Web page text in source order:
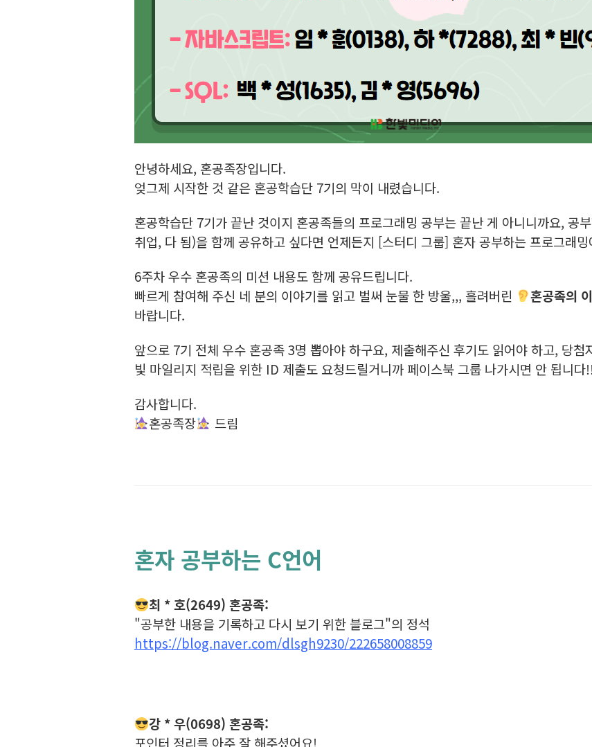
안녕하세요, 혼공족장입니다.
엊그제 시작한 것 같은 혼공학습단 7기의 막이 내렸습니다.
혼공학습단 7기가 끝난 것이지 혼공족들의 프로그래밍 공부는 끝난 게 아니니까요, 공
취업, 다 됨)을 함께 공유하고 싶다면 언제든지 [스터디 그룹] 혼자 공부하는 프로그래
6주차 우수 혼공족의 미션 내용도 함께 공유드립니다.
빠르게 참여해 주신 네 분의 이야기를 읽고 벌써 눈물 한 방울,,, 흘려버린
혼공족의
바랍니다.
앞으로 7기 전체 우수 혼공족 3명 뽑아야 하구요, 제출해주신 후기도 읽어야 하고, 당
빛 마일리지 적립을 위한 ID 제출도 요청드릴거니까 페이스북 그룹 나가시면 안 됩니
감사합니다.
혼공족장
드림
혼자 공부하는 C언어
최 * 호(2649) 혼공족:
"공부한 내용을 기록하고 다시 보기 위한 블로그"의 정석
https://blog.naver.com/dlsgh9230/222658008859
강 * 우(0698) 혼공족:
포인터 정리를 아주 잘 해주셨어요!